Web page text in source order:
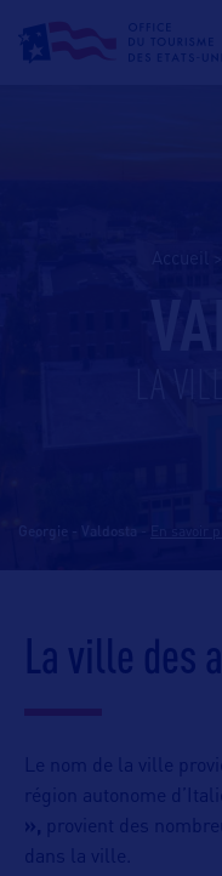
LA
Georgie - Valdosta
La ville des
Le nom de la ville
région autonome
», provient des
dans la ville.